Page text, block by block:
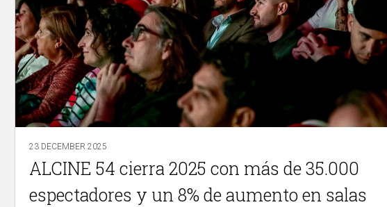
23 DECEMBER 2025
ALCINE 54 cierra 2025 con más de 35.000
espectadores y un 8% de aumento en salas